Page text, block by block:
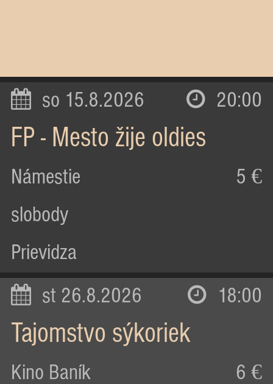
so 15.8.2026 20:00
FP - Mesto žije oldies
Námestie
slobody
Prievidza
5 €
st 26.8.2026 18:00
Tajomstvo sýkoriek
Kino Baník 6 €